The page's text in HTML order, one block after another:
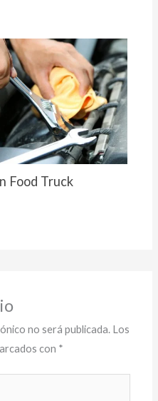
Food Truck
no será publicada. Los
con *